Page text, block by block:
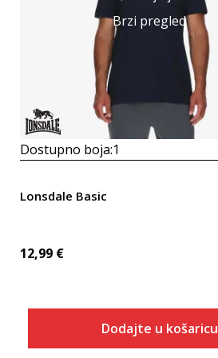
Brzi pregled
Dostupno boja:1
Lonsdale Basic
12,99 €
Dodajte u košaricu